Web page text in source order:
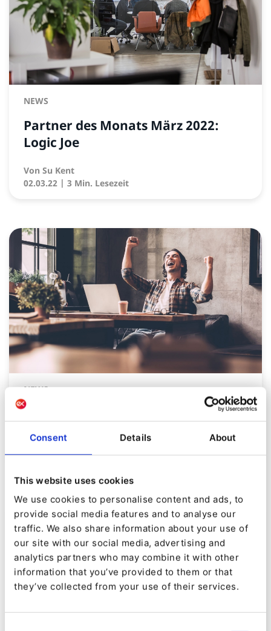
Consent Details About
This website uses cookies
We use cookies to personalise content and ads, to
provide social media features and to analyse our
traffic. We also share information about your use of
our site with our social media, advertising and
analytics partners who may combine it with other
information that you’ve provided to them or that
they’ve collected from your use of their services.
NEWS
Partner des Monats März 2022:
Logic Joe
Von Su Kent
02.03.22 | 3 Min. Lesezeit
NEWS
Ibexa Awards Shortlist 2022
VonSu Kent
17.01.22| 2 Min. Lesezeit